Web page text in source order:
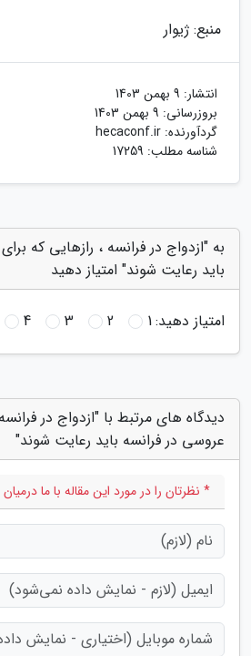
منبع: ژیوار
انتشار: 9 بهمن 1403
بروزرسانی: 9 بهمن 1403
گردآورنده: hecaconf.ir
شناسه مطلب: 17259
به "ازدواج در فرانسه ، رازهایی که
باید رعایت شوند" امتیاز دهید
امتیاز دهید:1
2
3
4
دیدگاه های مرتبط با "ازدواج در
عروسی در فرانسه باید رعایت شوند"
* نظرتان را در مورد این مقاله با ما درمیان